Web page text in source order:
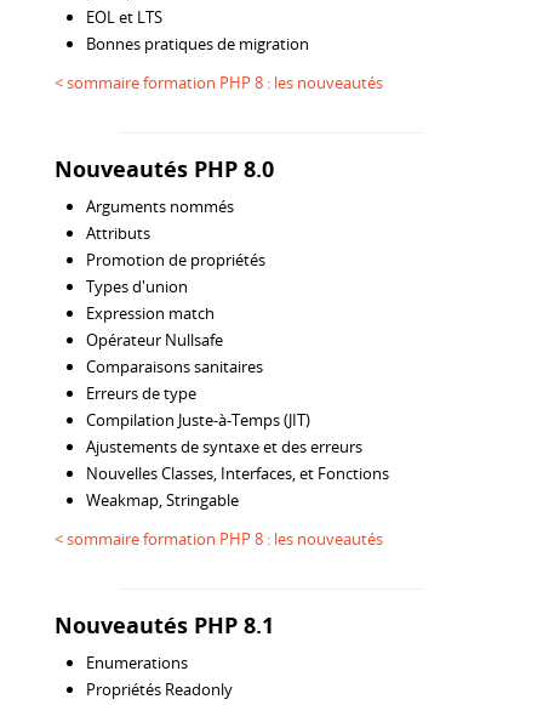
EOL et LTS
Bonnes pratiques de migration
< sommaire formation PHP 8 : les nouveautés
Nouveautés PHP 8.0
Arguments nommés
Attributs
Promotion de propriétés
Types d'union
Expression match
Opérateur Nullsafe
Comparaisons sanitaires
Erreurs de type
Compilation Juste-à-Temps (JIT)
Ajustements de syntaxe et des erreurs
Nouvelles Classes, Interfaces, et Fonctions
Weakmap, Stringable
< sommaire formation PHP 8 : les nouveautés
Nouveautés PHP 8.1
Enumerations
Propriétés Readonly